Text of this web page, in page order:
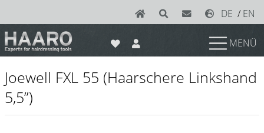
DE / EN
MENÜ
Scheren
Joewell
Joewell FXL 55 (Haarschere Linkshand
5,5”)